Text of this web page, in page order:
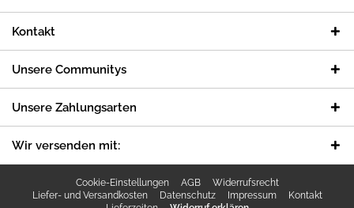
Kontakt
Unsere Communitys
Unsere Zahlungsarten
Wir versenden mit:
Cookie-Einstellungen AGB
Widerrufsrecht
Liefer- und Versandkosten
Datenschutz Impressum
Kontakt